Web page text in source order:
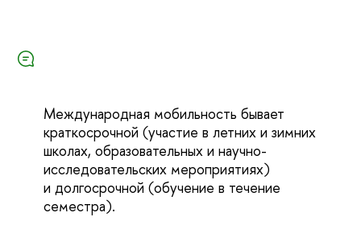
Международная мобильность бывает
краткосрочной (участие в летних и зимних
школах, образовательных и научно-
исследовательских мероприятиях)
и долгосрочной (обучение в течение
семестра).